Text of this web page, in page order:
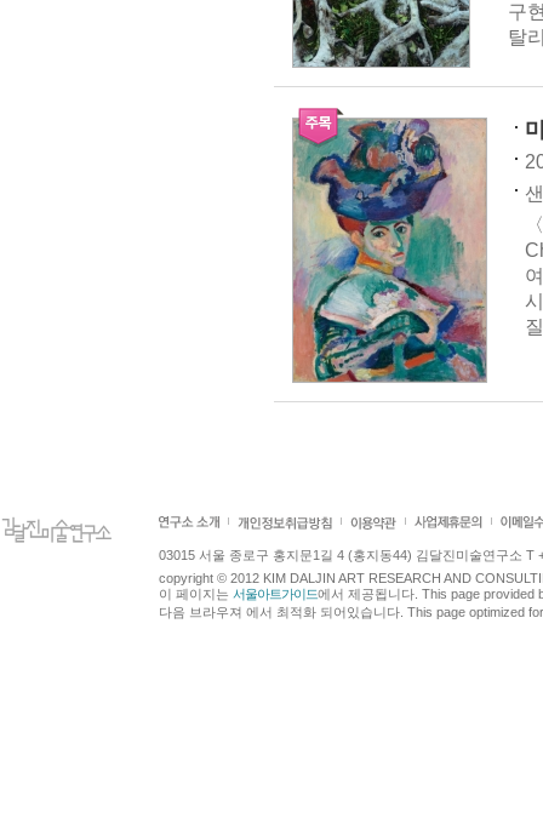
구
탈
03015 서울 종로구 홍지문1길 4 (홍지동44) 김달진미술연구소 T
copyright © 2012 KIM DALJIN ART RESEARCH AND
이 페이지는 서울아트가이드에서 제공됩니다. This page provided
다음 브라우져 에서 최적화 되어있습니다. This page optimized